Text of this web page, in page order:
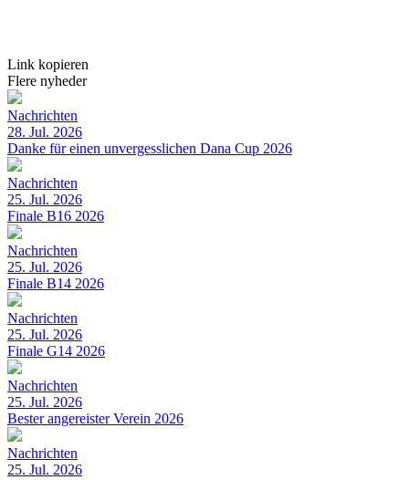
Link kopieren
Flere nyheder
Nachrichten
28. Jul. 2026
Danke für einen unvergesslichen Dana Cup 2026
Nachrichten
25. Jul. 2026
Finale B16 2026
Nachrichten
25. Jul. 2026
Finale B14 2026
Nachrichten
25. Jul. 2026
Finale G14 2026
Nachrichten
25. Jul. 2026
Bester angereister Verein 2026
Nachrichten
25. Jul. 2026